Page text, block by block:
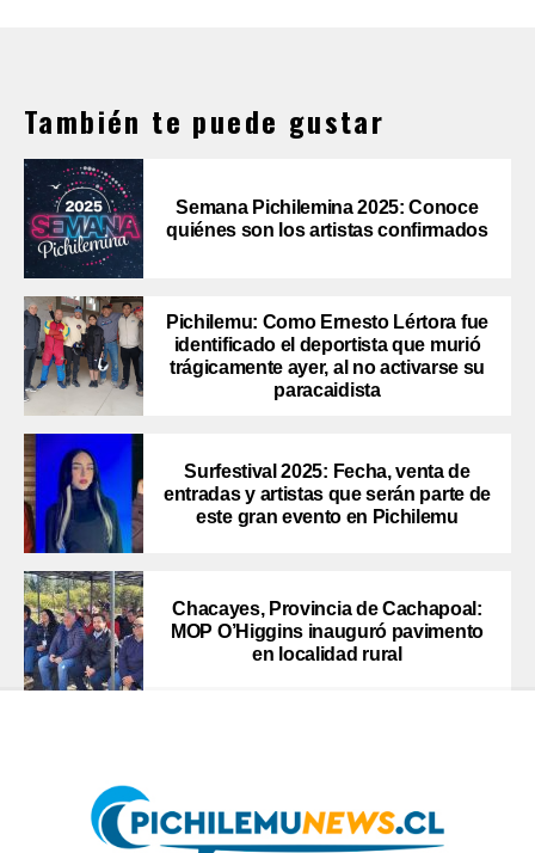
También te puede gustar
Semana Pichilemina 2025: Conoce
quiénes son los artistas confirmados
Pichilemu: Como Ernesto Lértora fue
identificado el deportista que murió
trágicamente ayer, al no activarse su
paracaidista
Surfestival 2025: Fecha, venta de
entradas y artistas que serán parte de
este gran evento en Pichilemu
Chacayes, Provincia de Cachapoal:
MOP O’Higgins inauguró pavimento
en localidad rural